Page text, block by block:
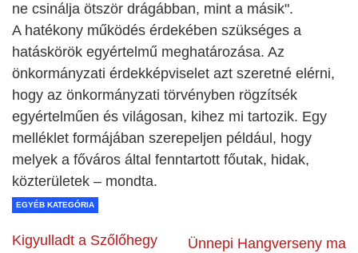
ne csinálja ötször drágábban, mint a másik".
A hatékony működés érdekében szükséges a
hatáskörök egyértelmű meghatározása. Az
önkormányzati érdekképviselet azt szeretné elérni,
hogy az önkormányzati törvényben rögzítsék
egyértelműen és világosan, kihez mi tartozik. Egy
melléklet formájában szerepeljen például, hogy
melyek a főváros által fenntartott főutak, hidak,
közterületek – mondta.
EGYÉB KATEGÓRIA
Kigyulladt a Szőlőhegy
Ünnepi Hangverseny ma